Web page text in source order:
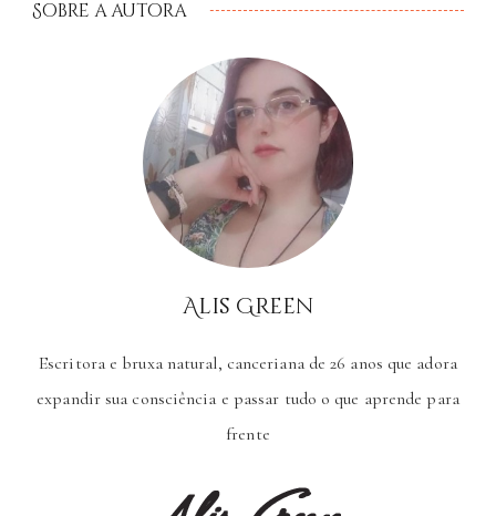
Sobre a autora
Alis Green
Escritora e bruxa natural, canceriana de 26 anos que adora
expandir sua consciência e passar tudo o que aprende para
frente